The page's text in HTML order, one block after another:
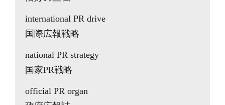
international PR drive
国際広報戦略
national PR strategy
国家PR戦略
official PR organ